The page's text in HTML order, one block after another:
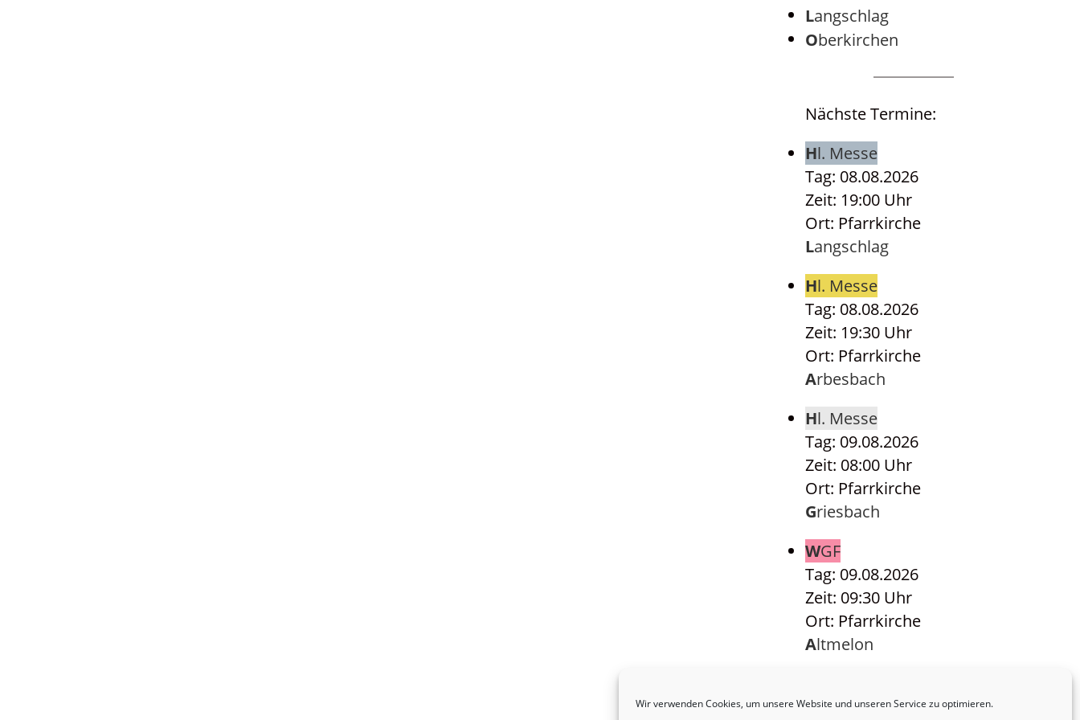
Wir verwenden Cookies, um unsere Website und unseren Service zu optimieren.
Langschlag
Oberkirchen
Nächste Termine:
Hl. Messe
Tag: 08.08.2026
Zeit: 19:00 Uhr
Ort: Pfarrkirche
Langschlag
Hl. Messe
Tag: 08.08.2026
Zeit: 19:30 Uhr
Ort: Pfarrkirche
Arbesbach
Hl. Messe
Tag: 09.08.2026
Zeit: 08:00 Uhr
Ort: Pfarrkirche
Griesbach
WGF
Tag: 09.08.2026
Zeit: 09:30 Uhr
Ort: Pfarrkirche
Altmelon
Tag: 09.08.2026